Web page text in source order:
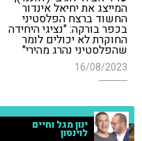
המייצג את יחיאל אינדור
החשוד ברצח הפלסטיני
בכפר בורקה: "נציגי היחידה
החוקרת לא יכולים לומר
שהפלסטיני נהרג מהירי"
16/08/2023
ינון מגל וחיים
לוינסון